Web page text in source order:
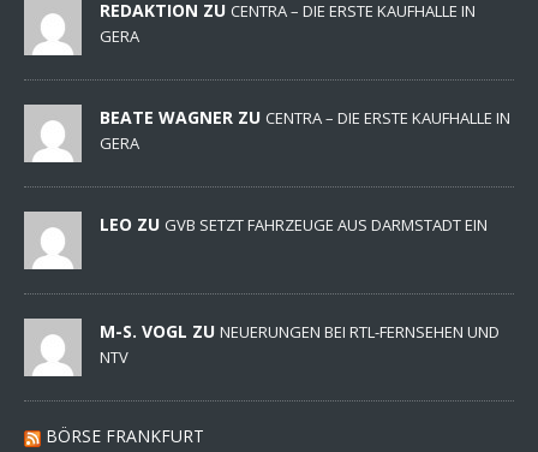
REDAKTION ZU CENTRA – DIE ERSTE KAUFHALLE IN
GERA
BEATE WAGNER ZU CENTRA – DIE ERSTE KAUFHALLE IN
GERA
LEO ZU GVB SETZT FAHRZEUGE AUS DARMSTADT EIN
M-S. VOGL ZU NEUERUNGEN BEI RTL-FERNSEHEN UND
NTV
BÖRSE FRANKFURT